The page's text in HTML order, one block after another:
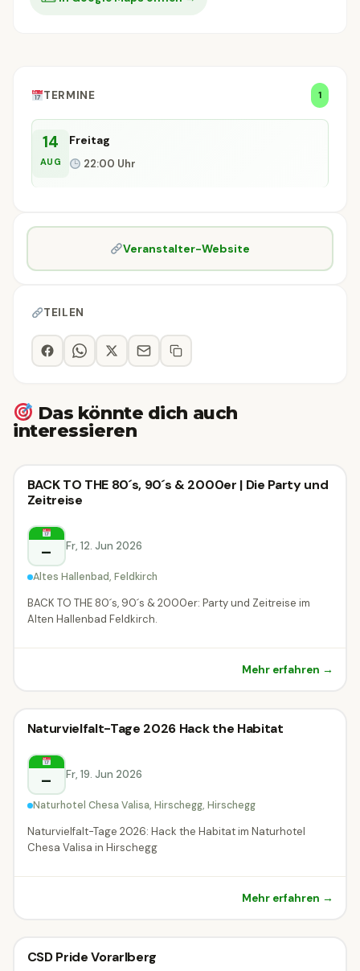
TERMINE 1
14
AUG
Freitag
22:00 Uhr
Veranstalter-Website
TEILEN
Das könnte dich auch
interessieren
Festival
Festival
BACK TO THE 80´s, 90´s & 2000er | Die Party und
Zeitreise
– Fr, 12. Jun 2026
Altes Hallenbad, Feldkirch
BACK TO THE 80´s, 90´s & 2000er: Party und Zeitreise im
Alten Hallenbad Feldkirch.
Mehr erfahren →
Festival
Hirschegg
Festival
Naturvielfalt-Tage 2026 Hack the Habitat
– Fr, 19. Jun 2026
Naturhotel Chesa Valisa, Hirschegg, Hirschegg
Naturvielfalt-Tage 2026: Hack the Habitat im Naturhotel
Chesa Valisa in Hirschegg
Mehr erfahren →
Festival
Festival
CSD Pride Vorarlberg